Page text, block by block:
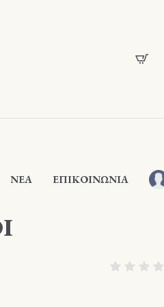
ΝΕΑ ΕΠΙΚΟΙΝΩΝΙΑ